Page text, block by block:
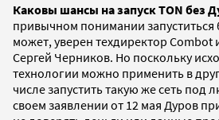
Каковы шансы на запуск TON без
привычном понимании запуститься
может, уверен техдиректор Combot
Сергей Черников. Но поскольку
технологии можно применить в
числе запустить такую же сеть под
своем заявлении от 12 мая Дуров